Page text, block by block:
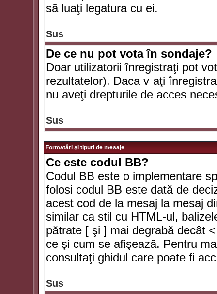
să luaţi legatura cu ei.
Sus
De ce nu pot vota în sondaje?
Doar utilizatorii înregistraţi pot
rezultatelor). Daca v-aţi
nu aveţi drepturile de acces
Sus
Formatări şi tipuri de mesaje
Ce este codul BB?
Codul BB este o implementare
folosi codul BB este dată de
acest cod de la mesaj la mesaj
similar ca stil cu HTML-ul,
pătrate [ şi ] mai degrabă decât
ce şi cum se afişează. Pentru
consultaţi ghidul care poate fi
Sus